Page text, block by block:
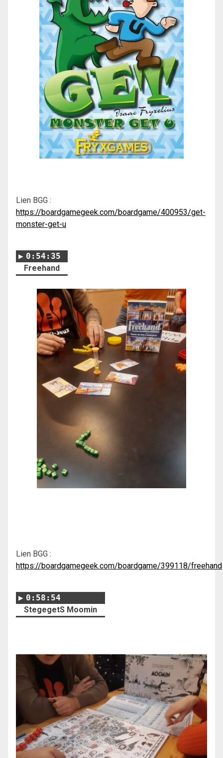
Lien BGG :
https://boardgamegeek.com/boardgame/400953/get-
monster-get-u
0:54:35
Freehand
Lien BGG :
https://boardgamegeek.com/boardgame/399118/freehand
0:58:54
StegegetS Moomin